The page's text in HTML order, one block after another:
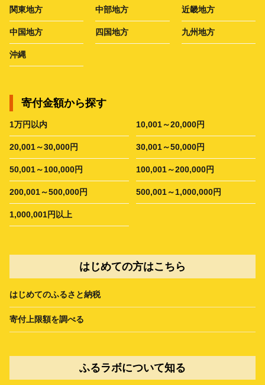
関東地方 中部地方 近畿地方
中国地方 四国地方 九州地方
沖縄
寄付金額から探す
1万円以内 10,001～20,000円
20,001～30,000円 30,001～50,000円
50,001～100,000円 100,001～200,000円
200,001～500,000円 500,001～1,000,000円
1,000,001円以上
はじめての方はこちら
はじめてのふるさと納税
寄付上限額を調べる
ふるラボについて知る